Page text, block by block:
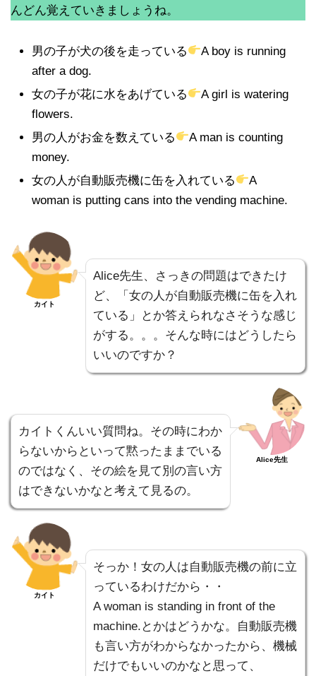
んどん覚えていきましょうね。
男の子が犬の後を走っている
A boy is running
after a dog.
女の子が花に水をあげている
A girl is watering
flowers.
男の人がお金を数えている
A man is counting
money.
女の人が自動販売機に缶を入れている
A
woman is putting cans into the vending machine.
カイト
Alice先生、さっきの問題はできたけ
ど、「女の人が自動販売機に缶を入れ
ている」とか答えられなさそうな感じ
がする。。。そんな時にはどうしたら
いいのですか？
カイトくんいい質問ね。その時にわか
らないからといって黙ったままでいる
のではなく、その絵を見て別の言い方
はできないかなと考えて見るの。
Alice先生
カイト
そっか！女の人は自動販売機の前に立
っているわけだから・・
A woman is standing in front of the
machine.とかはどうかな。自動販売機
も言い方がわからなかったから、機械
だけでもいいのかなと思って、